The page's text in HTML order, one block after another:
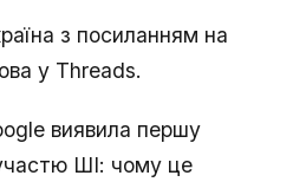
з посиланням на
у Threads.
виявила першу
ШІ: чому це